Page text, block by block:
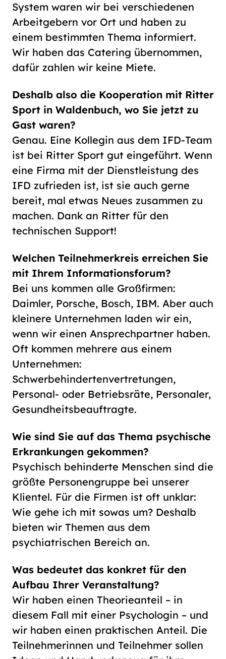
System waren wir bei verschiedenen
Arbeitgebern vor Ort und haben zu
einem bestimmten Thema informiert.
Wir haben das Catering übernommen,
dafür zahlen wir keine Miete.
Deshalb also die Kooperation mit Ritter
Sport in Waldenbuch, wo Sie jetzt zu
Gast waren?
Genau. Eine Kollegin aus dem IFD-Team
ist bei Ritter Sport gut eingeführt. Wenn
eine Firma mit der Dienstleistung des
IFD zufrieden ist, ist sie auch gerne
bereit, mal etwas Neues zusammen zu
machen. Dank an Ritter für den
technischen Support!
Welchen Teilnehmerkreis erreichen Sie
mit Ihrem Informationsforum?
Bei uns kommen alle Großfirmen:
Daimler, Porsche, Bosch, IBM. Aber auch
kleinere Unternehmen laden wir ein,
wenn wir einen Ansprechpartner haben.
Oft kommen mehrere aus einem
Unternehmen:
Schwerbehindertenvertretungen,
Personal- oder Betriebsräte, Personaler,
Gesundheitsbeauftragte.
Wie sind Sie auf das Thema psychische
Erkrankungen gekommen?
Psychisch behinderte Menschen sind die
größte Personengruppe bei unserer
Klientel. Für die Firmen ist oft unklar:
Wie gehe ich mit sowas um? Deshalb
bieten wir Themen aus dem
psychiatrischen Bereich an.
Was bedeutet das konkret für den
Aufbau Ihrer Veranstaltung?
Wir haben einen Theorieanteil – in
diesem Fall mit einer Psychologin – und
wir haben einen praktischen Anteil. Die
Teilnehmerinnen und Teilnehmer sollen